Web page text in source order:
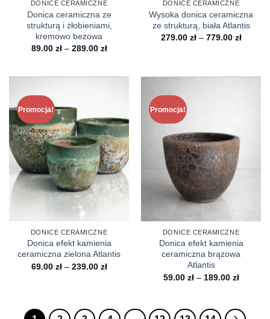
DONICE CERAMICZNE
Donica ceramiczna ze
strukturą i żłobieniami,
kremowo beżowa
89.00 zł – 289.00 złZakres
DONICE CERAMICZNE
Wysoka donica ceramiczna
ze strukturą, biała Atlantis
279.00 zł – 779.00 złZakres
779.00
Promocja!
DONICE CERAMICZNE
Donica efekt kamienia
ceramiczna zielona Atlantis
69.00 zł – 239.00 złZakres
239.00 zł
Promocja!
DONICE CERAMICZNE
Donica efekt kamienia
ceramiczna brązowa
Atlantis
59.00 zł – 189.00 złZakres
do